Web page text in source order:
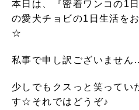
本日は、『密着ワンコの1
の愛犬チョビの1日生活を
☆
私事で申し訳ございませ
少しでもクスっと笑ってい
す☆それではどうぞ♪